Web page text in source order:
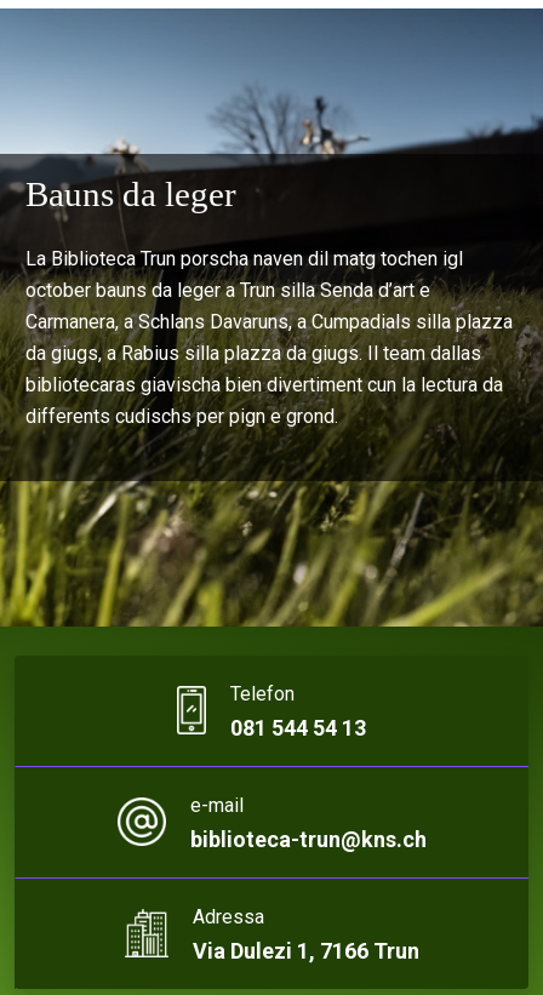
Bauns da leger
La Biblioteca Trun porscha naven dil matg tochen igl
october bauns da leger a Trun silla Senda d’art e
Carmanera, a Schlans Davaruns, a Cumpadials silla plazza
da giugs, a Rabius silla plazza da giugs. Il team dallas
bibliotecaras giavischa bien divertiment cun la lectura da
differents cudischs per pign e grond.
Telefon
081 544 54 13
e-mail
biblioteca-trun@kns.ch
Adressa
Via Dulezi 1, 7166 Trun